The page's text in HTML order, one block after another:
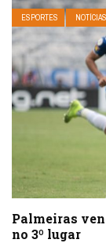
ESPORTES NOTÍCIAS
Palmeiras
no 3º lugar